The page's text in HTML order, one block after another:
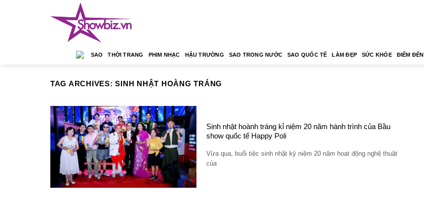
SAO THỜI TRANG PHIM NHẠC HẬU TRƯỜNG SAO TRONG NƯỚC SAO QUỐC TẾ LÀM ĐẸP SỨC KHỎE ĐIỂM ĐẾN
TAG ARCHIVES:SINH NHẬT HOÀNG TRÁNG
Sinh nhật hoành tráng kỉ niệm 20 năm hành trình của Bầu
show quốc tế Happy Poli
Vừa qua, buổi tiệc sinh nhật kỷ niệm 20 năm hoạt động nghệ thuật
của